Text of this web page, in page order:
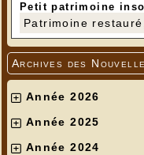
Petit patrimoine
Patrimoine
Archives des
Année 2026
Année 2025
Année 2024